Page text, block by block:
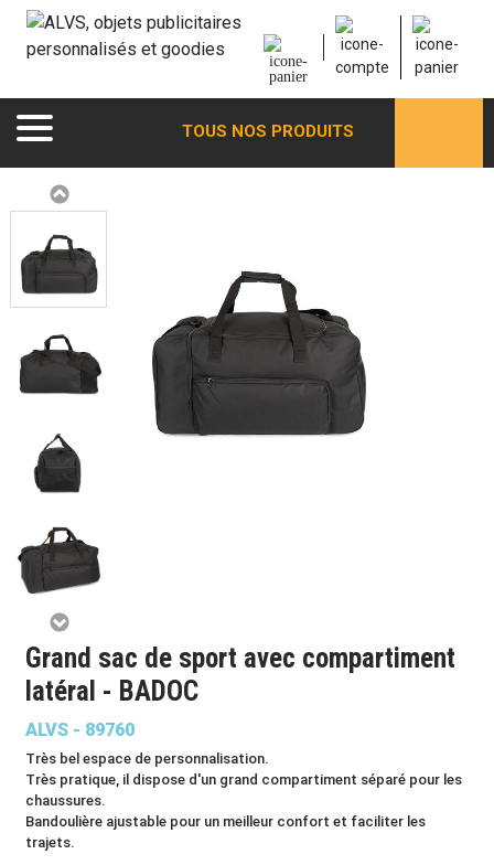
TOUS NOS PRODUITS
Grand sac de sport avec compartiment
latéral - BADOC
ALVS - 89760
Très bel espace de personnalisation.
Très pratique, il dispose d'un grand compartiment séparé pour les
chaussures.
Bandoulière ajustable pour un meilleur confort et faciliter les
trajets.